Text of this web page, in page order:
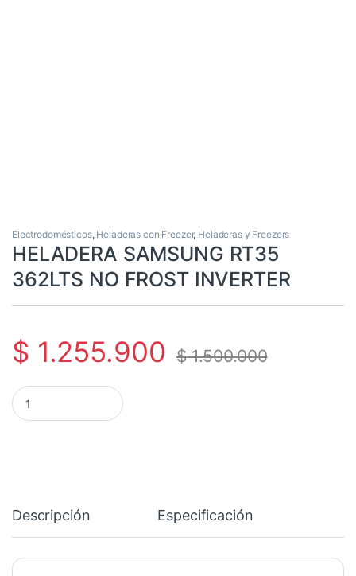
Electrodomésticos, Heladeras con Freezer, Heladeras y Freezers
HELADERA SAMSUNG RT35
362LTS NO FROST INVERTER
$ 1.255.900 $1.500.000
HELADERA SAMSUNG RT35 362LTS NO FROST INVERTER
Descripción Especificación